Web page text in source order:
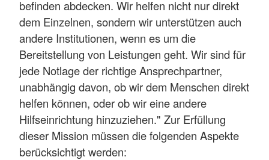
befinden abdecken. Wir helfen nicht nur direkt
dem Einzelnen, sondern wir unterstützen auch
andere Institutionen, wenn es um die
Bereitstellung von Leistungen geht. Wir sind für
jede Notlage der richtige Ansprechpartner,
unabhängig davon, ob wir dem Menschen direkt
helfen können, oder ob wir eine andere
Hilfseinrichtung hinzuziehen." Zur Erfüllung
dieser Mission müssen die folgenden Aspekte
berücksichtigt werden: